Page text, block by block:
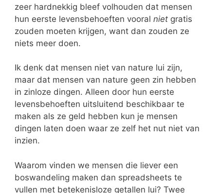
zeer hardnekkig bleef volhouden dat mensen
hun eerste levensbehoeften vooral niet gratis
zouden moeten krijgen, want dan zouden ze
niets meer doen.
Ik denk dat mensen niet van nature lui zijn,
maar dat mensen van nature geen zin hebben
in zinloze dingen. Alleen door hun eerste
levensbehoeften uitsluitend beschikbaar te
maken als ze geld hebben kun je mensen
dingen laten doen waar ze zelf het nut niet van
inzien.
Waarom vinden we mensen die liever een
boswandeling maken dan spreadsheets te
vullen met betekenisloze getallen lui? Twee